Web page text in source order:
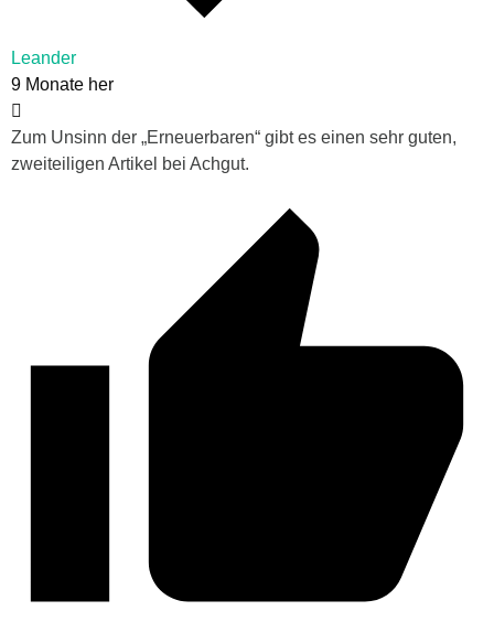
Leander
9 Monate her
Zum Unsinn der „Erneuerbaren“ gibt es einen sehr guten,
zweiteiligen Artikel bei Achgut.